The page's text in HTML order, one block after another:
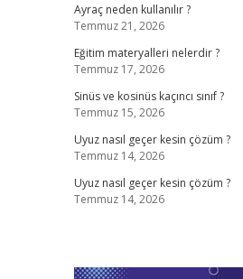
Ayraç neden kullanılır ?
Temmuz 21, 2026
Eğitim materyalleri nelerdir ?
Temmuz 17, 2026
Sinüs ve kosinüs kaçıncı sınıf ?
Temmuz 15, 2026
Uyuz nasıl geçer kesin çözüm ?
Temmuz 14, 2026
Uyuz nasıl geçer kesin çözüm ?
Temmuz 14, 2026